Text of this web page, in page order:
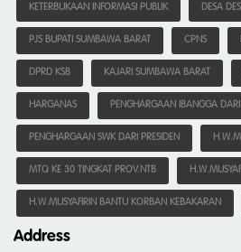
KETERBUKAAN INFORMASI PUBLIK DESA
PJS BUPATI SUMBAWA BARAT CPNS
DPRD KSB KAJARI SUMBAWA BARAT
HARGANAS PENGHARGAAN IBANGGA
PENGHARGAAN SWK DARI PRESIDEN
MTQ KE 30 TINGKAT PROV.NTB
H.W.MUSYAFIRIN BANTU KORBAN KEBAKARAN
Address